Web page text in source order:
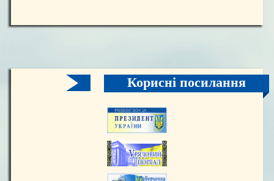
Корисні посилання